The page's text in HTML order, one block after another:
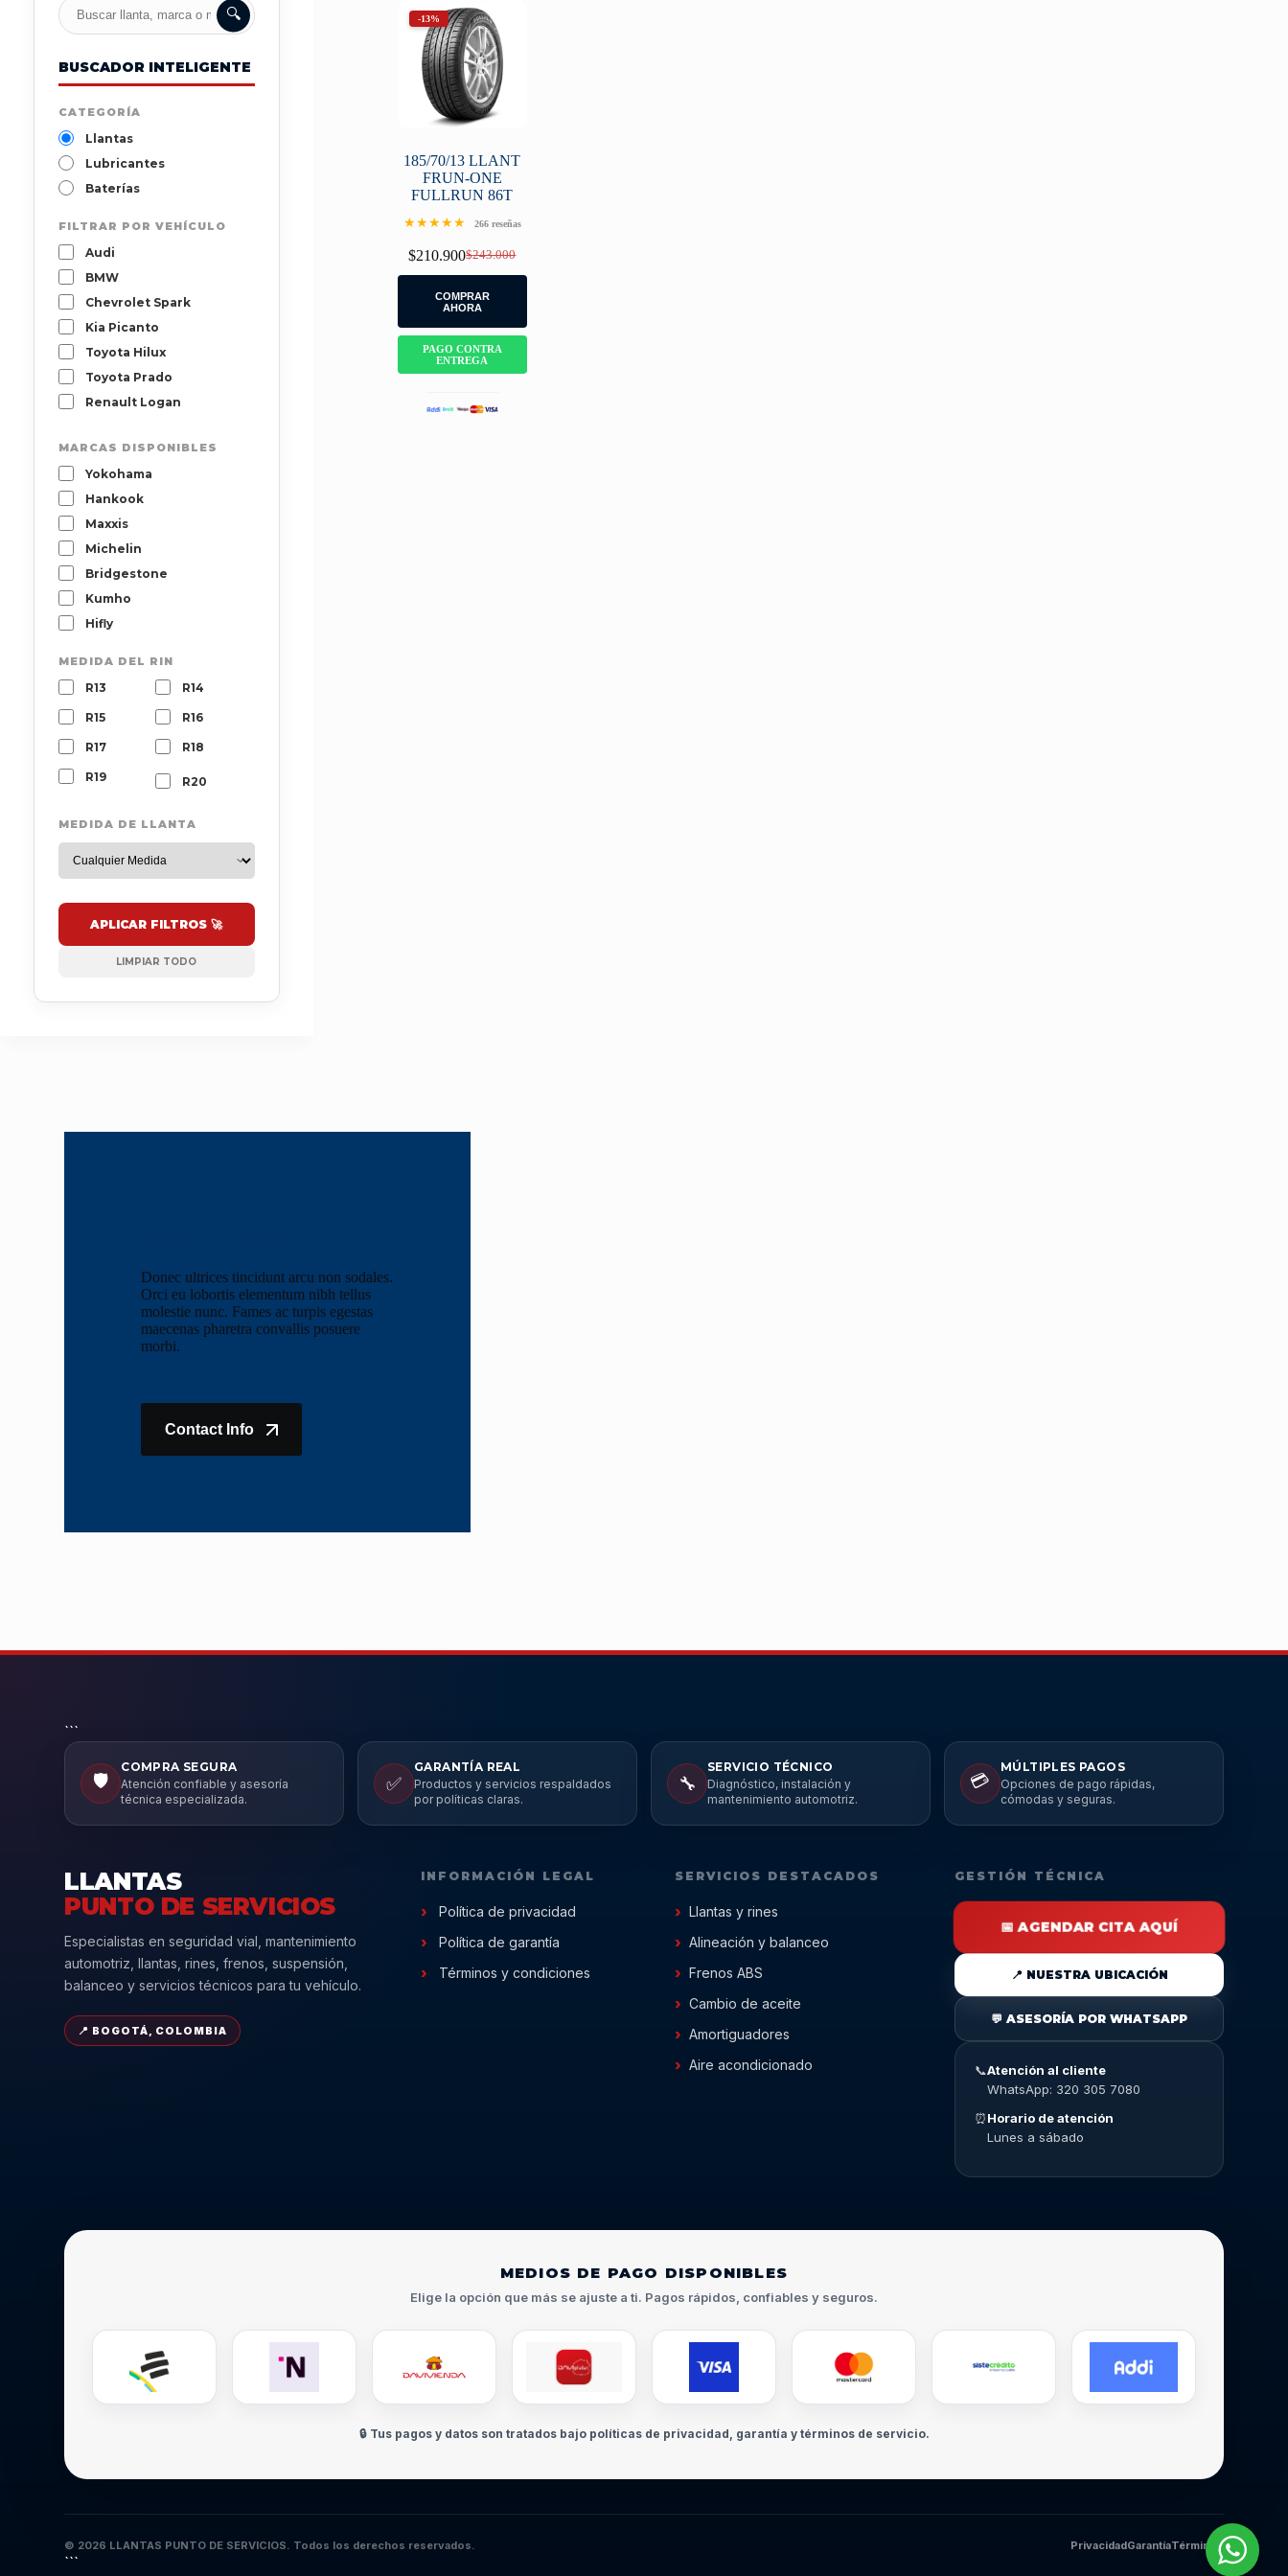
-13%
185/70/13 LLANT
FRUN-ONE
FULLRUN 86T
★★★★★ 266 reseñas
$243.000
Original
price
was:
$243.000.
$210.900Current
price
is:
$210.900.
COMPRAR
AHORA
PAGO CONTRA
ENTREGA
🔍
BUSCADOR INTELIGENTE
CATEGORÍA
Llantas
Lubricantes
Baterías
FILTRAR POR VEHÍCULO
Audi
BMW
Chevrolet Spark
Kia Picanto
Toyota Hilux
Toyota Prado
Renault Logan
MARCAS DISPONIBLES
Yokohama
Hankook
Maxxis
Michelin
Bridgestone
Kumho
Hifly
MEDIDA DEL RIN
R13 R14
R15 R16
R17 R18
R19 R20
MEDIDA DE LLANTA
APLICAR FILTROS 🚀
LIMPIAR TODO
Donec ultrices tincidunt arcu non sodales.
Orci eu lobortis elementum nibh tellus
molestie nunc. Fames ac turpis egestas
maecenas pharetra convallis posuere
morbi.
Contact Info
```
🛡️
COMPRA SEGURA
Atención confiable y asesoría
técnica especializada.
✅
GARANTÍA REAL
Productos y servicios respaldados
por políticas claras.
🔧
SERVICIO TÉCNICO
Diagnóstico, instalación y
mantenimiento automotriz.
💳
MÚLTIPLES PAGOS
Opciones de pago rápidas,
cómodas y seguras.
LLANTAS
PUNTO DE SERVICIOS
Especialistas en seguridad vial, mantenimiento
automotriz, llantas, rines, frenos, suspensión,
balanceo y servicios técnicos para tu vehículo.
📍 BOGOTÁ, COLOMBIA
INFORMACIÓN LEGAL
Política de privacidad
Política de garantía
Términos y condiciones
SERVICIOS DESTACADOS
Llantas y rines
Alineación y balanceo
Frenos ABS
Cambio de aceite
Amortiguadores
Aire acondicionado
GESTIÓN TÉCNICA
📅 AGENDAR CITA AQUÍ
📍 NUESTRA UBICACIÓN
💬 ASESORÍA POR WHATSAPP
📞Atención al cliente
WhatsApp: 320 305 7080
⏰Horario de atención
Lunes a sábado
MEDIOS DE PAGO DISPONIBLES
Elige la opción que más se ajuste a ti. Pagos rápidos, confiables y seguros.
🔒 Tus pagos y datos son tratados bajo políticas de privacidad, garantía y términos de servicio.
© 2026 LLANTAS PUNTO DE SERVICIOS. Todos los derechos reservados. PrivacidadGarantíaTérminos
```